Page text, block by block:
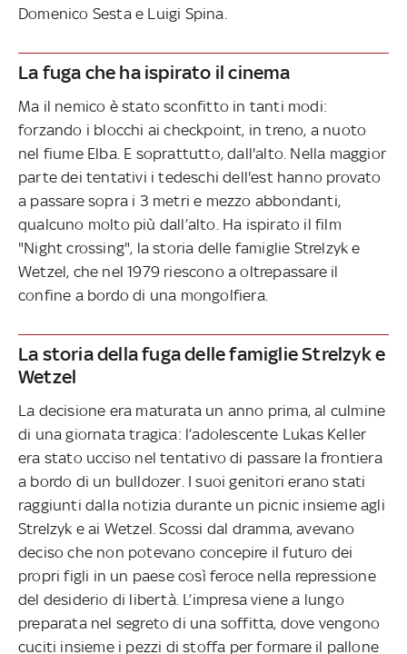
Domenico Sesta e Luigi Spina.
La fuga che ha ispirato il cinema
Ma il nemico è stato sconfitto in tanti modi:
forzando i blocchi ai checkpoint, in treno, a nuoto
nel fiume Elba. E soprattutto, dall'alto. Nella maggior
parte dei tentativi i tedeschi dell'est hanno provato
a passare sopra i 3 metri e mezzo abbondanti,
qualcuno molto più dall’alto. Ha ispirato il film
"Night crossing", la storia delle famiglie Strelzyk e
Wetzel, che nel 1979 riescono a oltrepassare il
confine a bordo di una mongolfiera.
La storia della fuga delle famiglie Strelzyk e
Wetzel
La decisione era maturata un anno prima, al culmine
di una giornata tragica: l’adolescente Lukas Keller
era stato ucciso nel tentativo di passare la frontiera
a bordo di un bulldozer. I suoi genitori erano stati
raggiunti dalla notizia durante un picnic insieme agli
Strelzyk e ai Wetzel. Scossi dal dramma, avevano
deciso che non potevano concepire il futuro dei
propri figli in un paese così feroce nella repressione
del desiderio di libertà. L’impresa viene a lungo
preparata nel segreto di una soffitta, dove vengono
cuciti insieme i pezzi di stoffa per formare il pallone